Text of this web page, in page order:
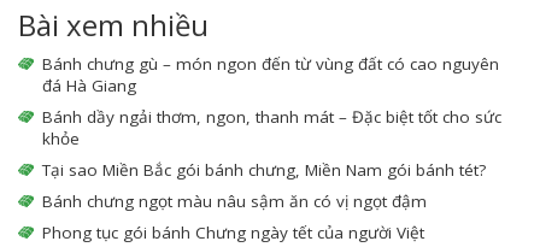
Bài xem nhiều
Bánh chưng gù – món ngon đến từ vùng đất có cao nguyên
đá Hà Giang
Bánh dầy ngải thơm, ngon, thanh mát – Đặc biệt tốt cho sức
khỏe
Tại sao Miền Bắc gói bánh chưng, Miền Nam gói bánh tét?
Bánh chưng ngọt màu nâu sậm ăn có vị ngọt đậm
Phong tục gói bánh Chưng ngày tết của người Việt